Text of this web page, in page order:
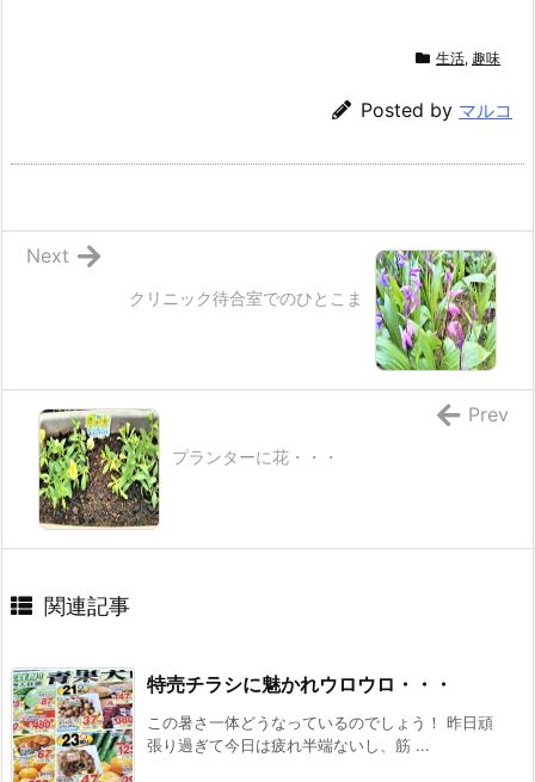
生活, 趣味
Posted by マルコ
クリニック待合室でのひとこま
Next
プランターに花・・・
Prev
関連記事
特売チラシに魅かれウロウロ・・・
この暑さ一体どうなっているのでしょう！ 昨日頑
張り過ぎて今日は疲れ半端ないし、筋 ...